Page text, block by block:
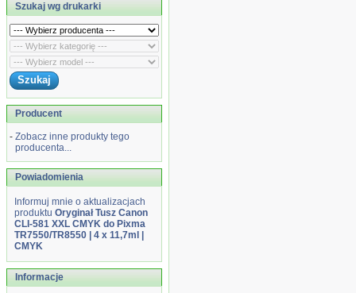
Szukaj wg drukarki
Producent
- Zobacz inne produkty tego
producenta...
Powiadomienia
Informuj mnie o aktualizacjach
produktu Oryginał Tusz Canon
CLI-581 XXL CMYK do Pixma
TR7550/TR8550 | 4 x 11,7ml |
CMYK
Informacje